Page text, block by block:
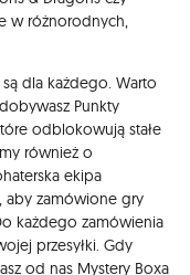
w różnorodnych,
dla każdego. Warto
Punkty
odblokowują stałe
również o
ekipa
aby zamówione gry
każdego zamówienia
przesyłki. Gdy
od nas Mystery Boxa